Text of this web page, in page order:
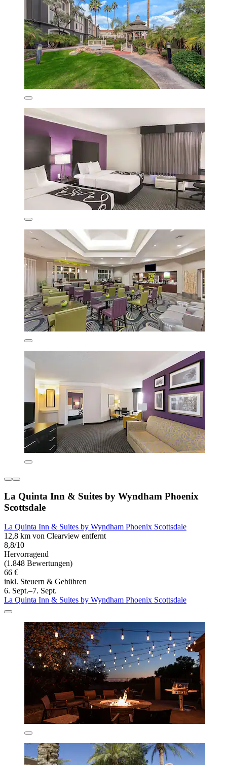
La Quinta Inn & Suites by Wyndham Phoenix
Scottsdale
La Quinta Inn & Suites by Wyndham Phoenix Scottsdale
12,8 km von Clearview entfernt
8,8/10
Hervorragend
(1.848 Bewertungen)
66 €
inkl. Steuern & Gebühren
6. Sept.–7. Sept.
La Quinta Inn & Suites by Wyndham Phoenix Scottsdale